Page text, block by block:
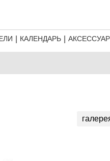
КАЛЕНДАРЬ